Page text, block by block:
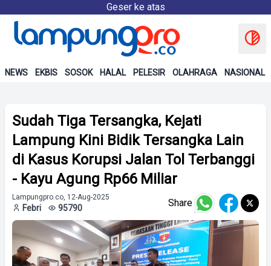
Geser ke atas
NEWS EKBIS SOSOK HALAL PELESIR OLAHRAGA NASIONAL
Sudah Tiga Tersangka, Kejati
Lampung Kini Bidik Tersangka Lain
di Kasus Korupsi Jalan Tol Terbanggi
- Kayu Agung Rp66 Miliar
Lampungpro.co, 12-Aug-2025
Febri 95790 Share